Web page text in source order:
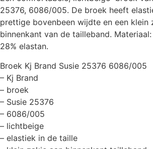
25376, 6086/005. De broek heeft
prettige bovenbeen wijdte en een klein
binnenkant van de tailleband.
28% elastan.
Broek Kj Brand Susie 25376 6086/005
– Kj Brand
– broek
– Susie 25376
– 6086/005
– lichtbeige
– elastiek in de taille